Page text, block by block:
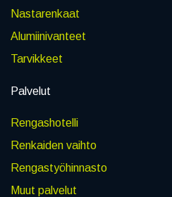
Nastarenkaat
Alumiinivanteet
Tarvikkeet
Palvelut
Rengashotelli
Renkaiden vaihto
Rengastyöhinnasto
Muut palvelut